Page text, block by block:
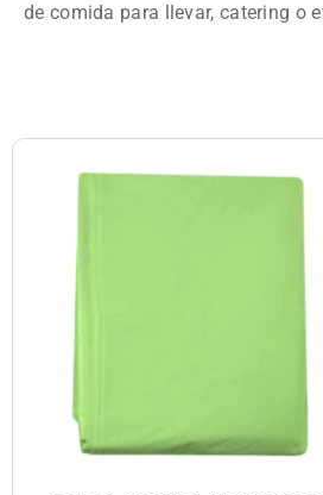
de comida para llevar, catering o